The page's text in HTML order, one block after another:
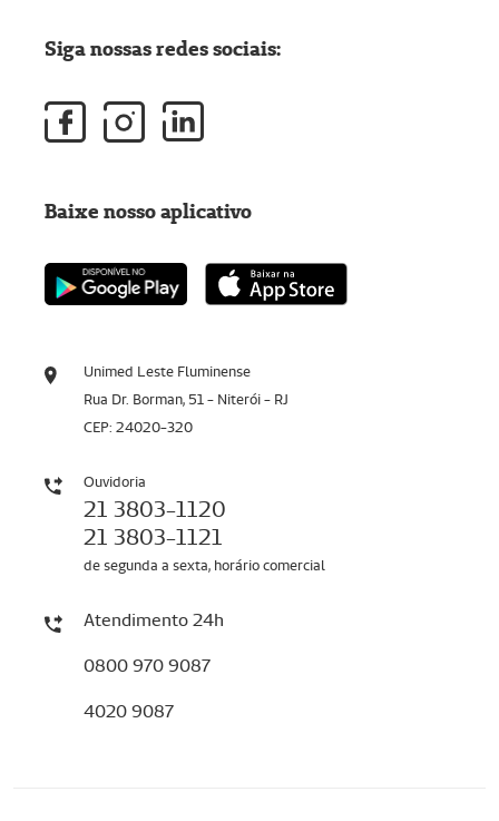
Unimed Leste Fluminense
Rua Dr. Borman, 51 - Niterói - RJ
CEP: 24020-320
Ouvidoria
21 3803-1120
21 3803-1121
de segunda a sexta, horário comercial
Atendimento 24h
0800 970 9087
4020 9087
Siga nossas redes sociais:
Baixe nosso aplicativo